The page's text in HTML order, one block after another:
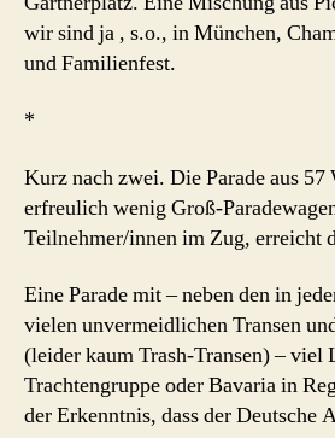
wir sind ja , s.o., in München,
und Familienfest.
*
Kurz nach zwei. Die Parade aus 57
erfreulich wenig Groß-
Teilnehmer/innen im Zug, erreicht
Eine Parade mit – neben den in
vielen unvermeidlichen Transen
(leider kaum Trash-Transen) –
Trachtengruppe oder Bavaria in
der Erkenntnis, dass der Deutsche